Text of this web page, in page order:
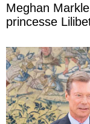
Meghan
princesse